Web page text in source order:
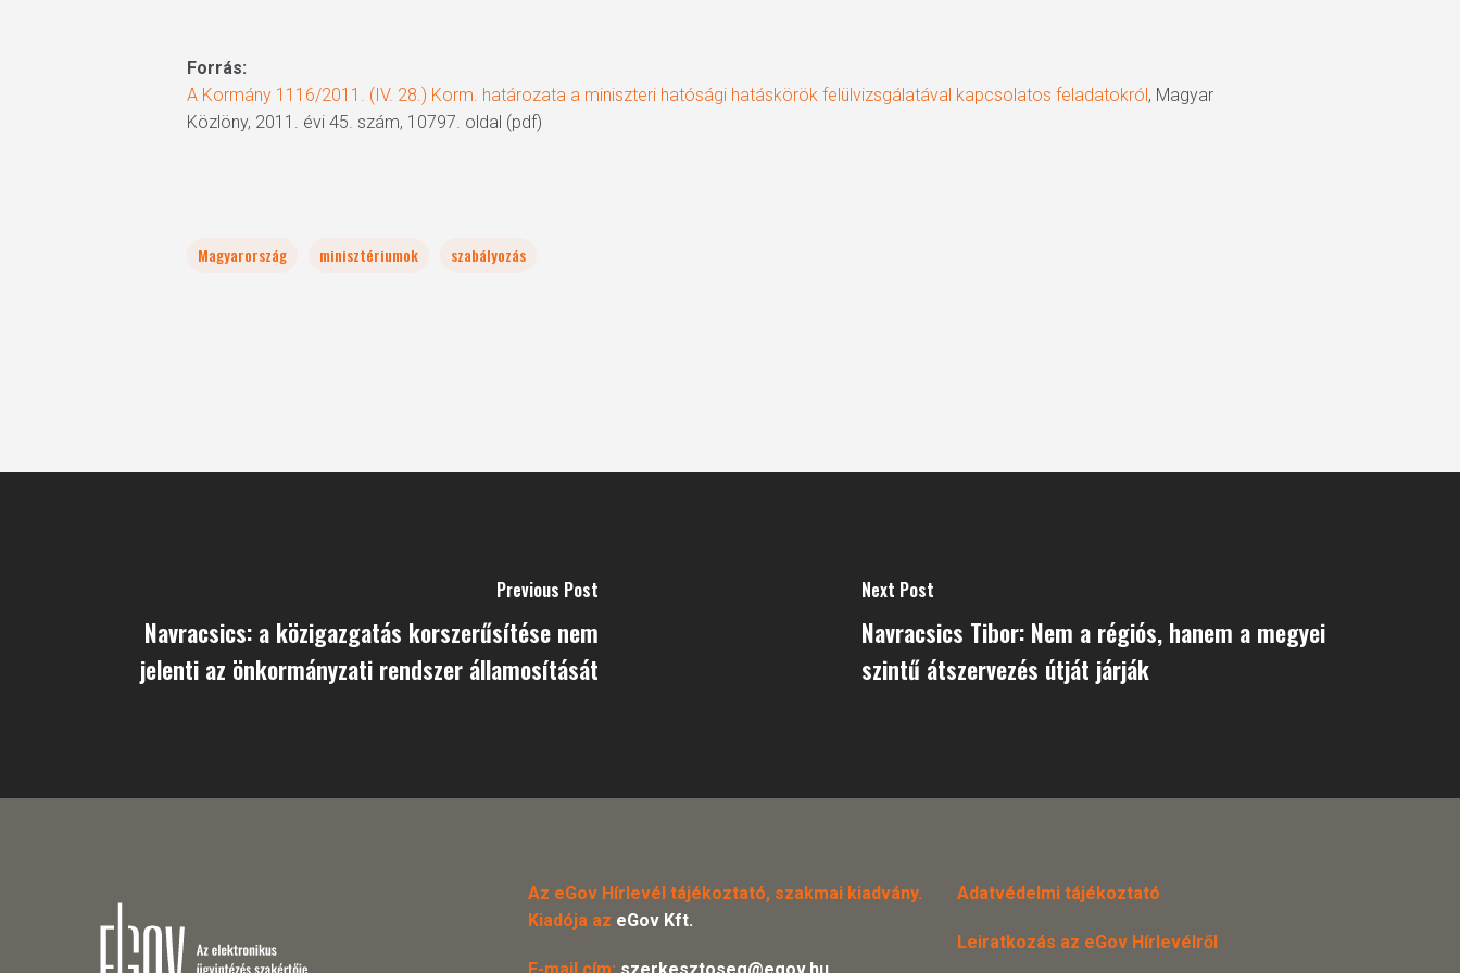
Forrás:
A Kormány 1116/2011. (IV. 28.) Korm. határozata a miniszteri hatósági hatáskörök felülvizsgálatával kapcsolatos feladatokról, Magyar
Közlöny, 2011. évi 45. szám, 10797. oldal (pdf)
Magyarország minisztériumok szabályozás
Previous Post
Navracsics: a közigazgatás korszerűsítése nem
jelenti az önkormányzati rendszer államosítását
Next Post
Navracsics Tibor: Nem a régiós, hanem a megyei
szintű átszervezés útját járják
Az eGov Hírlevél tájékoztató, szakmai kiadvány.
Kiadója az eGov Kft.
Adatvédelmi tájékoztató
Leiratkozás az eGov Hírlevélről